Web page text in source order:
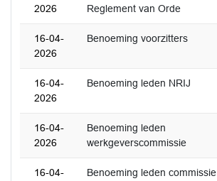
2026
Reglement van Orde
16-04-
2026
Benoeming voorzitters
16-04-
2026
Benoeming leden NRIJ
16-04-
2026
Benoeming leden
werkgeverscommissie
16-04-
Benoeming leden commissie